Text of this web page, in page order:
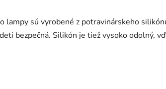
lampy sú vyrobené z potravinárskeho
bezpečná. Silikón je tiež vysoko odolný,